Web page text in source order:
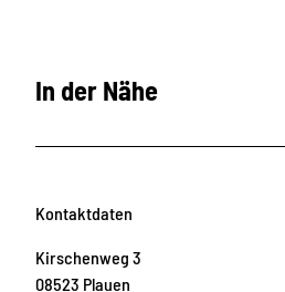
In der Nähe
Kontaktdaten
Kirschenweg 3
08523 Plauen